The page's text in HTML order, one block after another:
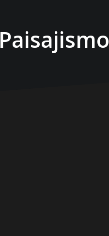
Paisajismo